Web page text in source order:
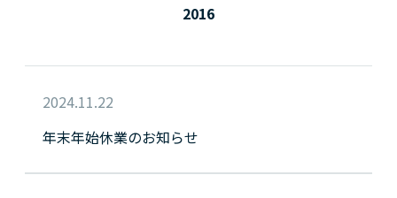
2016
2024.11.22
年末年始休業のお知らせ